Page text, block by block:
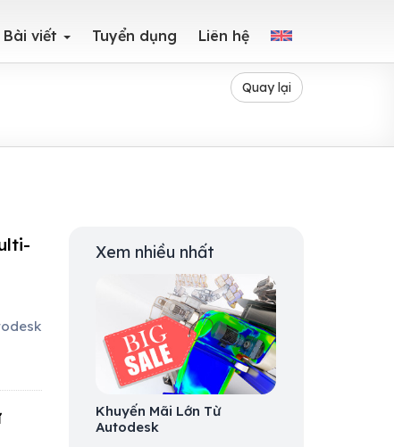
Bài viết Tuyển dụng Liên hệ
Quay lại
Xem nhiều nhất
Khuyến Mãi Lớn Từ
Autodesk